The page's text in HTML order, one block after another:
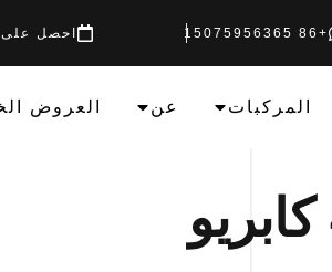
+86 15075956365 احصل
المركبات عن العروض